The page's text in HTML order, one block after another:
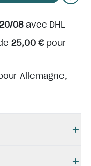
08avec DHL
25,00 €pour
Allemagne,